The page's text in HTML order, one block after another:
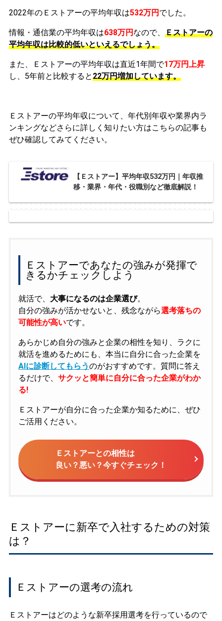
2022年のＥストアーの平均年収は532万円 でした。
情報・通信業の平均年収は638万円 なので、 Ｅストアーの
平均年収は比較的低いといえるでしょう。
また、Ｅストアーの平均年収は直近1年間で17万円上昇
し、5年前と比較すると22万円増加しています。
Ｅストアーの平均年収について、年代別年収や業界内ラ
ンキングなどさらに詳しく知りたい方はこちらの記事も
ぜひ確認してみてください。
【Ｅストアー】平均年収532万円｜年収推
移・業界・年代・役職別など徹底解説！
Ｅストアーであなたの強みが発揮で
きるかチェックしよう
就活で、 大事になるのは企業選び。
自分の強みが活かせないと、残念ながら選考落ちの
可能性が高いです。
あらかじめ自分の強みと企業の相性を知り、ラクに
就活を進めるためにも、本当に自分に合った企業を
AIに診断してもらうのがおすすめです。質問に答え
るだけで、 サクッと簡単に自分に合った企業がわか
る!
Ｅストアーが自分に合った企業か知るために、ぜひ
ご活用ください。
Ｅストアーとの相性は
良い？悪い？今すぐチェック！
Ｅストアーに新卒で入社するための対策
は？
Ｅストアーの選考の流れ
Ｅストアーはどのような新卒採用選考を行っているので